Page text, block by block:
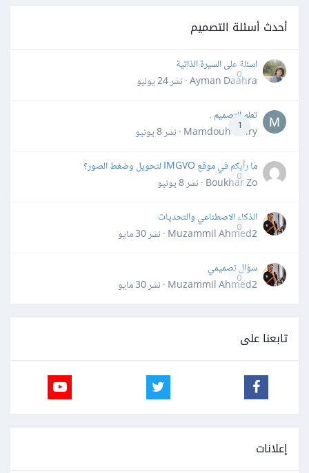
أحدث أسئلة التصميم
0
اسئلة على السيرة الذاتية
Ayman Daahra · نشر
24 يوليو
1
تعلم التصميم .
Mamdouh Khiry · نشر
8 يونيو
0
ما رأيكم في موقع IMGVO لتحويل وضغط الصور؟
Boukhar Zo · نشر
8 يونيو
0
الذكاء الاصطناعي والتحديات
Muzammil Ahmed2 · نشر
30 مايو
0
سؤال تصميمي
Muzammil Ahmed2 · نشر
30 مايو
تابعنا على
إعلانات